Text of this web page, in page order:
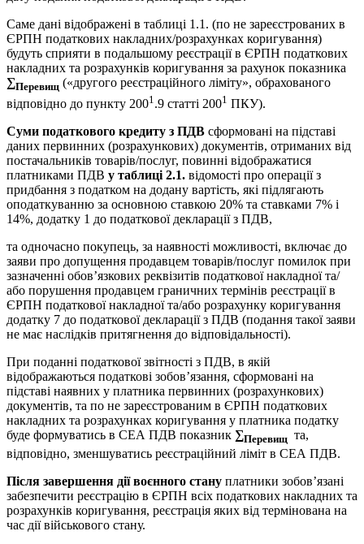
Саме дані відображені в таблиці 1.1. (по не зареєстрованих в
ЄРПН податкових накладних/розрахунках коригування)
будуть сприяти в подальшому реєстрації в ЄРПН податкових
накладних та розрахунків коригування за рахунок показника
∑Перевищ («другого реєстраційного ліміту», обрахованого
відповідно до пункту 2001.9 статті 2001 ПКУ).
Суми податкового кредиту з ПДВ сформовані на підставі
даних первинних (розрахункових) документів, отриманих від
постачальників товарів/послуг, повинні відображатися
платниками ПДВ у таблиці 2.1. відомості про операції з
придбання з податком на додану вартість, які підлягають
оподаткуванню за основною ставкою 20% та ставками 7% і
14%, додатку 1 до податкової декларації з ПДВ,
та одночасно покупець, за наявності можливості, включає до
заяви про допущення продавцем товарів/послуг помилок при
зазначенні обов’язкових реквізитів податкової накладної та/
або порушення продавцем граничних термінів реєстрації в
ЄРПН податкової накладної та/або розрахунку коригування
додатку 7 до податкової декларації з ПДВ (подання такої заяви
не має наслідків притягнення до відповідальності).
При поданні податкової звітності з ПДВ, в якій
відображаються податкові зобов’язання, сформовані на
підставі наявних у платника первинних (розрахункових)
документів, та по не зареєстрованим в ЄРПН податкових
накладних та розрахунках коригування у платника податку
буде формуватись в СЕА ПДВ показник ∑Перевищ та,
відповідно, зменшуватись реєстраційний ліміт в СЕА ПДВ.
Після завершення дії воєнного стану платники зобов’язані
забезпечити реєстрацію в ЄРПН всіх податкових накладних та
розрахунків коригування, реєстрація яких від термінована на
час дії військового стану.